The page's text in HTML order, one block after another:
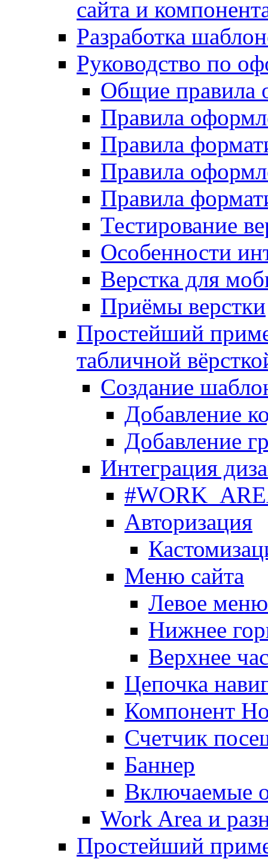
сайта и
Разработка
Руководство по
Общие правила
Правила
Правила
Правила
Правила
Тестирование
Особенности
Верстка для
Приёмы верстки
Простейший
табличной
Создание
Добавление
Добавление
Интеграция
Авторизация
Меню сайта
Левое меню
Нижнее
Верхнее
Цепочка
Компонент
Счетчик
Баннер
Включаемые
Work Area и
Простейший